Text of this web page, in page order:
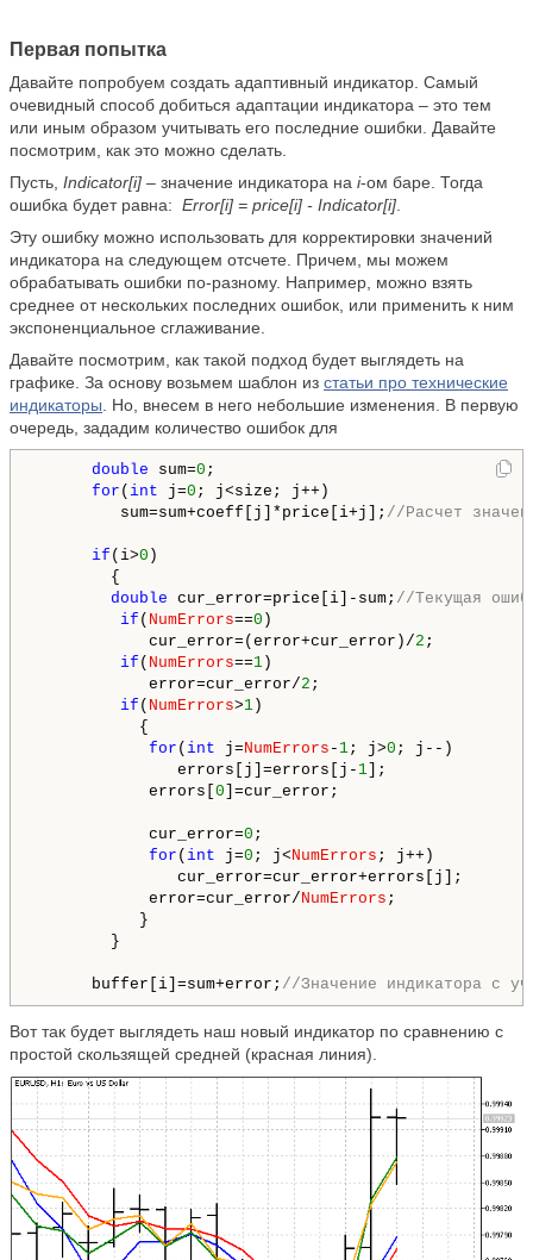
Первая попытка
Давайте попробуем создать адаптивный индикатор. Самый
очевидный способ добиться адаптации индикатора – это тем
или иным образом учитывать его последние ошибки. Давайте
посмотрим, как это можно сделать.
Пусть, Indicator[i] – значение индикатора на i-ом баре. Тогда
ошибка будет равна: Error[i] = price[i] - Indicator[i]
Эту ошибку можно использовать для корректировки значений
индикатора на следующем отсчете. Причем, мы можем
обрабатывать ошибки по-разному. Например, можно взять
среднее от нескольких последних ошибок, или применить к ним
экспоненциальное сглаживание.
Давайте посмотрим, как такой подход будет выглядеть на
графике. За основу возьмем шаблон из статьи про технические
индикаторы . Но, внесем в него небольшие изменения. В первую
очередь, зададим количество ошибок для
      double
sum=0 ;
for ( int j=0 ; j<size; j++)
sum=sum+coeff[j]*price[i+j]; //Расчет
if (i>0 )
{
double cur_error=price[i]-sum; //Текущая
if ( NumErrors==0 )
cur_error=(error+cur_error)/2 ;
if ( NumErrors==1 )
error=cur_error/2 ;
if ( NumErrors>1 )
{
for ( int j=NumErrors - 1; j>0 ; j--)
errors[j]=errors[j- 1 ];
errors[ 0 ]=cur_error;
cur_error=0 ;
for ( int j=0 ; j<NumErrors ; j++)
cur_error=cur_error+errors[j];
error=cur_error/NumErrors ;
}
}
buffer[i]=sum+error; //Значение индикатора с
Вот так будет выглядеть наш новый индикатор по сравнению с
простой скользящей средней (красная линия).